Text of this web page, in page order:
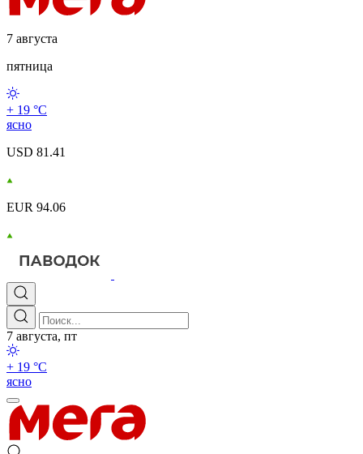
7 августа
пятница
+ 19 °С
ясно
USD 81.41
EUR 94.06
7 августа, пт
+ 19 °С
ясно